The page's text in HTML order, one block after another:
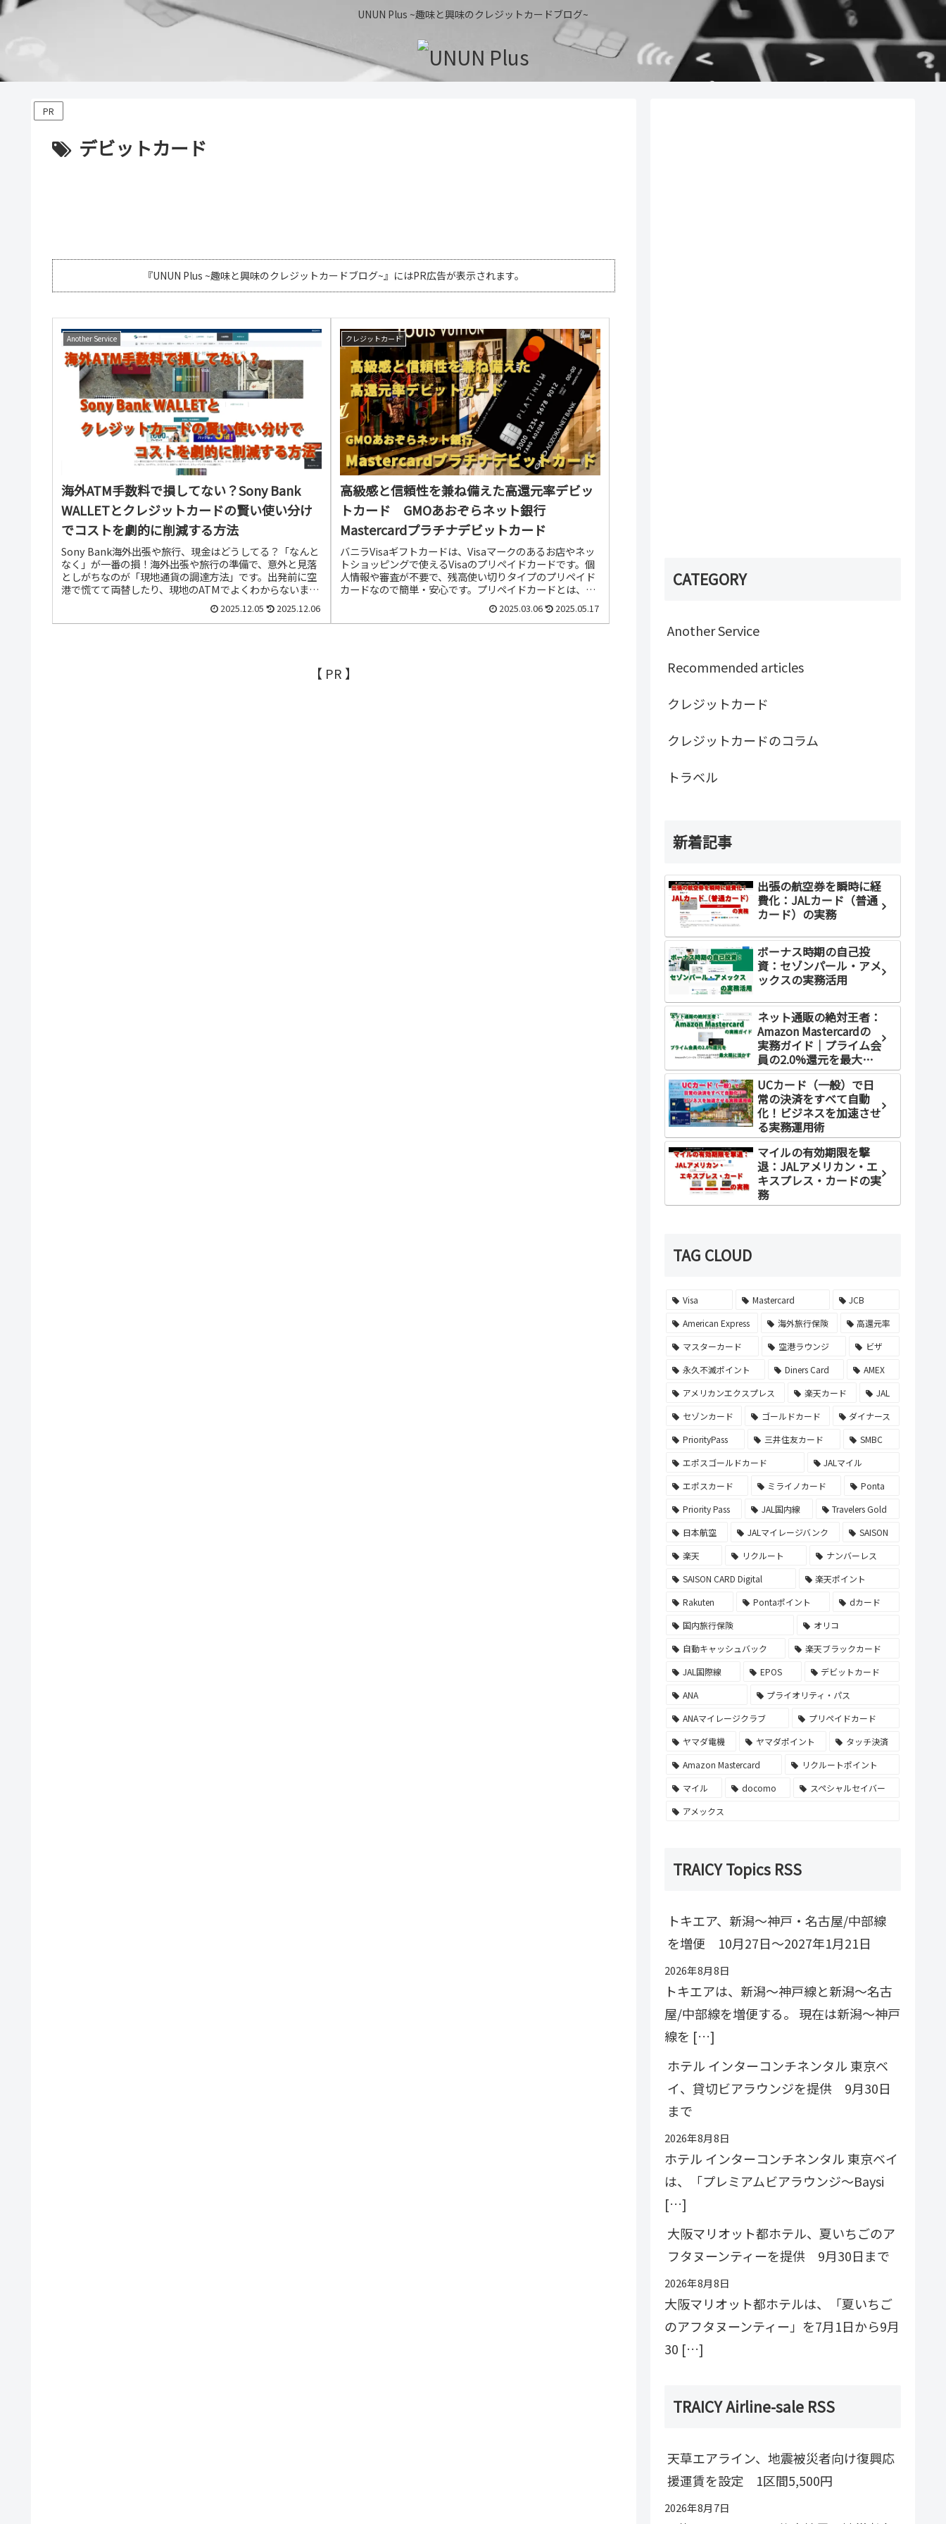
UNUN Plus ~趣味と興味のクレジットカードブログ~
PR
デビットカード
『UNUN Plus ~趣味と興味のクレジットカードブログ~』にはPR広告が表示されます。
Another Service
海外ATM手数料で損してない？Sony Bank
WALLETとクレジットカードの賢い使い分け
でコストを劇的に削減する方法
Sony Bank海外出張や旅行、現金はどうしてる？「なんと
なく」が一番の損！海外出張や旅行の準備で、意外と見落
としがちなのが「現地通貨の調達方法」です。出発前に空
港で慌てて両替したり、現地のATMでよくわからないまま
現金を引き出したりしていませんか？実はその「なんとな
く」の選択が、知らず知らずのうちに大きな手数料負担に
つながっているかもしれません。特に、現地のATMで日本
2025.12.05 2025.12.06
クレジットカード
高級感と信頼性を兼ね備えた高還元率デビッ
トカード GMOあおぞらネット銀行
Mastercardプラチナデビットカード
バニラVisaギフトカードは、Visaマークのあるお店やネッ
トショッピングで使えるVisaのプリペイドカードです。個
人情報や審査が不要で、残高使い切りタイプのプリペイド
カードなので簡単・安心です。プリペイドカードとは、あ
らかじめ金額をチャージしておくことで、クレジットカー
ドのように決済できるカードのことです。バニラVisaギフ
トカードは、個人情報や審査などの登録が不要で、簡単に
2025.03.06 2025.05.17
【 PR 】
CATEGORY
Another Service
Recommended articles
クレジットカード
クレジットカードのコラム
トラベル
新着記事
出張の航空券を瞬時に経
費化：JALカード（普通
カード）の実務
ボーナス時期の自己投
資：セゾンパール・アメ
ックスの実務活用
ネット通販の絶対王者：
Amazon Mastercardの
実務ガイド｜プライム会
員の2.0%還元を最大限
に活かす
UCカード（一般）で日
常の決済をすべて自動
化！ビジネスを加速させ
る実務運用術
マイルの有効期限を撃
退：JALアメリカン・エ
キスプレス・カードの実
務
TAG CLOUD
Visa Mastercard
JCB
American Express
海外旅行保険
高還元率
マスターカード
空港ラウンジ
ビザ
永久不滅ポイント
Diners Card
AMEX
アメリカンエクスプレス
楽天カード
JAL
セゾンカード
ゴールドカード
ダイナース
PriorityPass
三井住友カード
SMBC
エポスゴールドカード
JALマイル
エポスカード
ミライノカード
Ponta
Priority Pass
JAL国内線
Travelers Gold
日本航空
JALマイレージバンク
SAISON
楽天
リクルート
ナンバーレス
SAISON CARD Digital
楽天ポイント
Rakuten
Pontaポイント
dカード
国内旅行保険
オリコ
自動キャッシュバック
楽天ブラックカード
JAL国際線
EPOS
デビットカード
ANA
プライオリティ・パス
ANAマイレージクラブ
プリペイドカード
ヤマダ電機
ヤマダポイント
タッチ決済
Amazon Mastercard
リクルートポイント
マイル
docomo
スペシャルセイバー
アメックス
TRAICY Topics RSS
トキエア、新潟〜神戸・名古屋/中部線
を増便 10月27日〜2027年1月21日
2026年8月8日
トキエアは、新潟〜神戸線と新潟〜名古
屋/中部線を増便する。 現在は新潟～神戸
線を […]
ホテル インターコンチネンタル 東京ベ
イ、貸切ビアラウンジを提供 9月30日
まで
2026年8月8日
ホテル インターコンチネンタル 東京ベイ
は、「プレミアムビアラウンジ～Baysi
[…]
大阪マリオット都ホテル、夏いちごのア
フタヌーンティーを提供 9月30日まで
2026年8月8日
大阪マリオット都ホテルは、「夏いちご
のアフタヌーンティー」を7月1日から9月
30 […]
TRAICY Airline-sale RSS
天草エアライン、地震被災者向け復興応
援運賃を設定 1区間5,500円
2026年8月7日